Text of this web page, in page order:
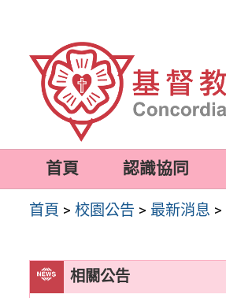
容
首頁 認識協同
首頁 >校園公告 > 最新消息 >
相關公告